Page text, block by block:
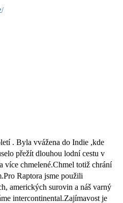
. Byla vvážena do Indie ,kde
přežít dlouhou lodní cestu v
více chmelené.Chmel totiž chrání
Raptora jsme použili
amerických surovin a náš varný
intercontinental.Zajímavost je